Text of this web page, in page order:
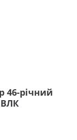
46-річний
ВЛК